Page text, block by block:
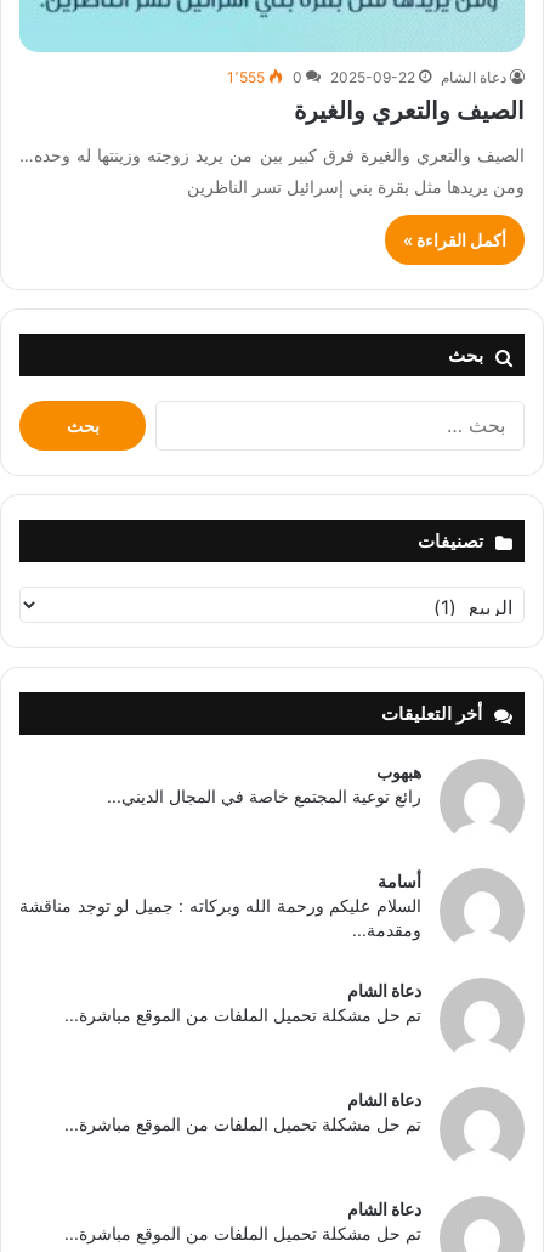
دعاة الشام 2025-09-22
0 1٬555
الصيف والتعري والغيرة
الصيف والتعري والغيرة فرق كبير بين من يريد زوجته وزينتها له وحده…
ومن يريدها مثل بقرة بني إسرائيل تسر الناظرين
أكمل القراءة »
بحث
البحث
عن:
تصنيفات
تصنيفات
أخر التعليقات
هبهوب
رائع توعية المجتمع خاصة في المجال الديني...
أسامة
السلام عليكم ورحمة الله وبركاته : جميل لو توجد مناقشة
ومقدمة...
دعاة الشام
تم حل مشكلة تحميل الملفات من الموقع مباشرة...
دعاة الشام
تم حل مشكلة تحميل الملفات من الموقع مباشرة...
دعاة الشام
تم حل مشكلة تحميل الملفات من الموقع مباشرة...